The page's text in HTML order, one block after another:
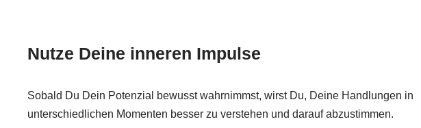
Nutze Deine inneren Impulse
Sobald Du Dein Potenzial bewusst wahrnimmst, wirst Du, Deine Handlungen in
unterschiedlichen Momenten besser zu verstehen und darauf abzustimmen.